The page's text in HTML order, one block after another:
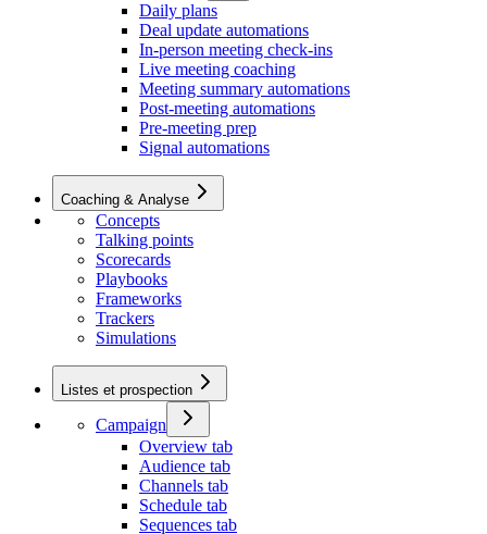
Daily plans
Deal update automations
In-person meeting check-ins
Live meeting coaching
Meeting summary automations
Post-meeting automations
Pre-meeting prep
Signal automations
Coaching & Analyse
Concepts
Talking points
Scorecards
Playbooks
Frameworks
Trackers
Simulations
Listes et prospection
Campaign
Overview tab
Audience tab
Channels tab
Schedule tab
Sequences tab